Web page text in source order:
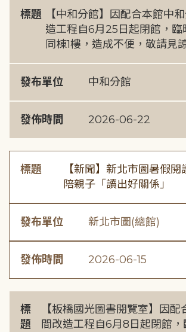
標題
【中和分館】因配合本館中
造工程自6月25日起閉館，臨
同棟1樓，造成不便，敬請見
發布單位 中和分館
發佈時間 2026-06-22
標題
【新聞】新北市圖暑假閱
陪親子「讀出好關係」
發布單位 新北市圖(總館)
發佈時間 2026-06-15
標
題
【板橋國光圖書閱覽室】因配
間改造工程自6月8日起閉館